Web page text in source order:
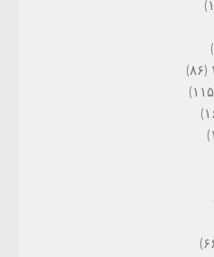
(۸۶)